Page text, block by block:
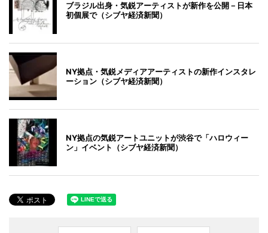
ブラジル出身・気鋭アーティストが新作を公開－日本
初個展で（シブヤ経済新聞）
NY拠点・気鋭メディアアーティストの新作インスタレ
ーション（シブヤ経済新聞）
NY拠点の気鋭アートユニットが渋谷で「ハロウィー
ン」イベント（シブヤ経済新聞）